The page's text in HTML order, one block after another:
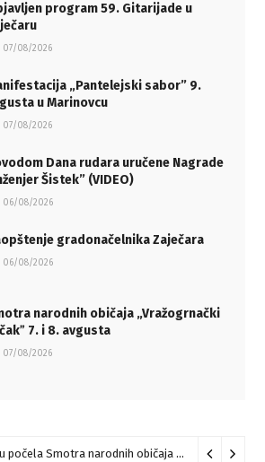
program 59. Gitarijade u
07/08/2026
„Pantelejski sabor” 9.
u Marinovcu
07/08/2026
Dana rudara uručene Nagrade
Šistek” (VIDEO)
06/08/2026
gradonačelnika Zaječara
06/08/2026
narodnih običaja „Vražogrnački
7. i 8. avgusta
07/08/2026
U Vražogrncu počela Smotra narodnih običaja „Vražogrnački točak“